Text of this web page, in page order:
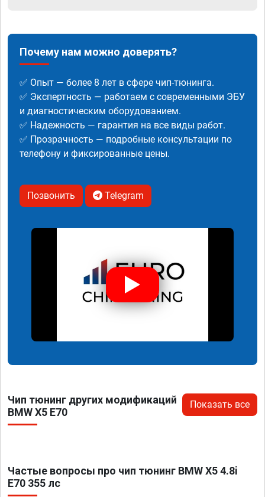
Почему нам можно доверять?
✅ Опыт — более 8 лет в сфере чип-тюнинга.
✅ Экспертность — работаем с современными ЭБУ
и диагностическим оборудованием.
✅ Надежность — гарантия на все виды работ.
✅ Прозрачность — подробные консультации по
телефону и фиксированные цены.
Позвонить Telegram
Чип тюнинг других модификаций
BMW X5 E70
Показать все
Частые вопросы про чип тюнинг BMW X5 4.8i
E70 355 лс